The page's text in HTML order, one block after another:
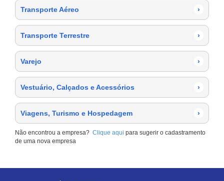
Transporte Aéreo ›
Transporte Terrestre ›
Varejo ›
Vestuário, Calçados e Acessórios ›
Viagens, Turismo e Hospedagem ›
Não encontrou a empresa? Clique aqui para sugerir o cadastramento
de uma nova empresa